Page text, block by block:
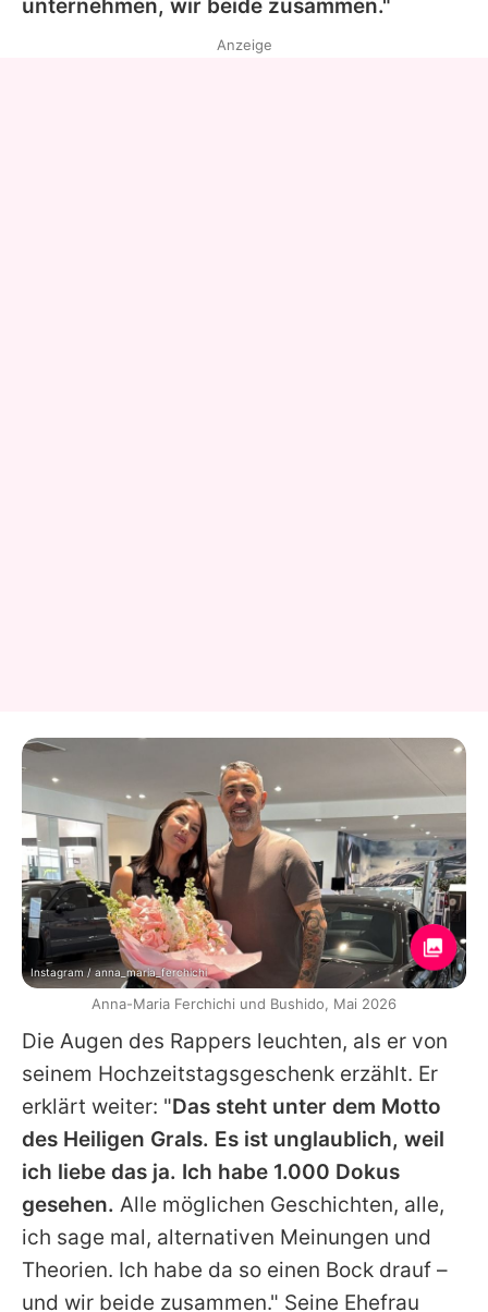
unternehmen, wir beide zusammen."
Die Augen des Rappers leuchten, als er von
seinem Hochzeitstagsgeschenk erzählt. Er
erklärt weiter: "Das steht unter dem Motto
des Heiligen Grals. Es ist unglaublich, weil
ich liebe das ja. Ich habe 1.000 Dokus
gesehen. Alle möglichen Geschichten, alle,
ich sage mal, alternativen Meinungen und
Theorien. Ich habe da so einen Bock drauf –
und wir beide zusammen." Seine Ehefrau
Anzeige
Instagram / anna_maria_ferchichi
Anna-Maria Ferchichi und Bushido, Mai 2026